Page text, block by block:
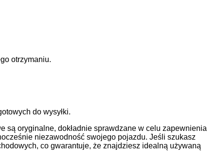
otrzymaniu.
do wysyłki.
są oryginalne, dokładnie sprawdzane w celu zapewnienia
niezawodność swojego pojazdu. Jeśli szukasz
co gwarantuje, że znajdziesz idealną używaną